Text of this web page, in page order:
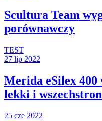
Scultura Team
porównawczy
TEST
27 lip 2022
Merida eSilex 400
lekki i
25 cze 2022